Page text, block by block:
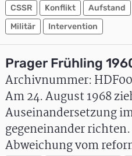
CSSR Konflikt Aufstand
Militär
Intervention
Prager Frühling
Archivnummer:
Am 24. August 1968
Auseinandersetzung
gegeneinander
Abweichung vom